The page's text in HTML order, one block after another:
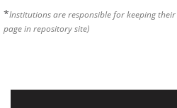
*Institutions are responsible for keeping
page in repository site)